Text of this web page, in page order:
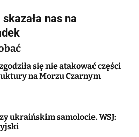
nas na
się nie atakować części
na Morzu Czarnym
ukraińskim samolocie. WSJ: